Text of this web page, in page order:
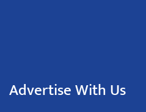
Advertise With Us